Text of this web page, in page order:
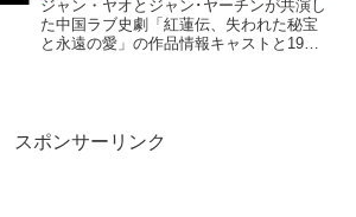
ジャン・ヤオとジャン･ヤーチンが共演し
た中国ラブ史劇「紅蓮伝、失われた秘宝
と永遠の愛」の作品情報キャストと19話
スポンサーリンク